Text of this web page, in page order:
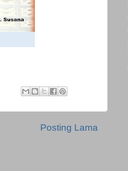
Posting Lama